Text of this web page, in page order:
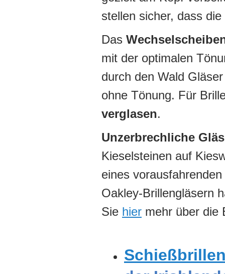
stellen sicher, dass die
Das
mit der optimalen
durch den Wald
ohne Tönung. Für
verglasen.
Unzerbrechliche
Kieselsteinen auf
eines
Oakley-Brillengläsern
Sie hier mehr über die